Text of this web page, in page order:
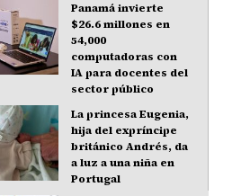
Panamá invierte
$26.6 millones en
54,000
computadoras con
IA para docentes del
sector público
La princesa Eugenia,
hija del expríncipe
británico Andrés, da
a luz a una niña en
Portugal